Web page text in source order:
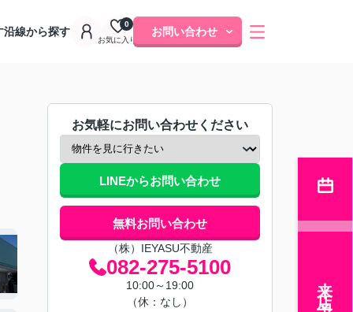
沿線から探す
お気に入り
0
お問い合わせ
お気軽にお問い合わせください
LINEからお問い合わせ
無料お問い合わせ
（株）IEYASU不動産
082-275-5100
10:00～19:00
（休：なし）
来店予約